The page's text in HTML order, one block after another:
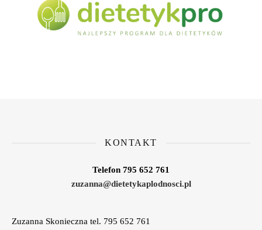
KONTAKT
Telefon 795 652 761
zuzanna@dietetykaplodnosci.pl
Zuzanna Skonieczna tel. 795 652 761